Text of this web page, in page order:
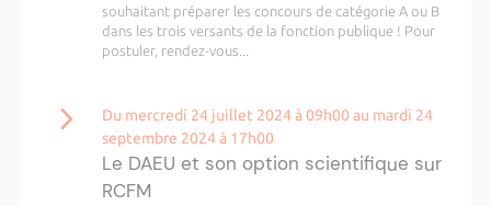
souhaitant préparer les concours de catégorie A ou B
dans les trois versants de la fonction publique ! Pour
postuler, rendez-vous...
Du mercredi 24 juillet 2024 à 09h00 au mardi 24
septembre 2024 à 17h00
Le DAEU et son option scientifique sur
RCFM